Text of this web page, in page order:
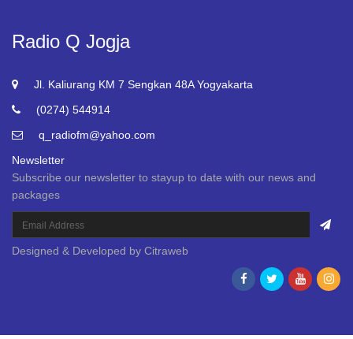
Radio Q Jogja
Jl. Kaliurang KM 7 Sengkan 48A Yogyakarta
(0274) 544914
q_radiofm@yahoo.com
Newsletter
Subscribe our newsletter to stayup to date with our news and
packages
Designed & Developed by Citraweb